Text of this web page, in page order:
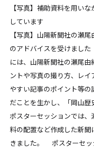
【写真】補助資料を用い
しています
【写真】山陽新聞社の瀬
のアドバイスを受けまし
には、山陽新聞社の瀬尾
ントや写真の撮り方、レ
やすい記事のポイント等
だことを生かし、「岡山
ポスターセッションでは
料の配置など作成した新
きました。 ポスターセッ